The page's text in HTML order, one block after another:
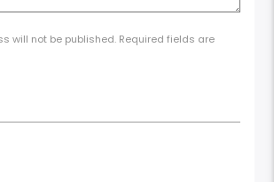
will not be published. Required fields are